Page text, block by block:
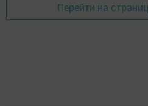
Перейти на